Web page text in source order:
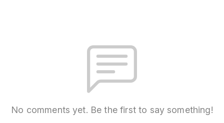
No comments yet. Be the first to say something!